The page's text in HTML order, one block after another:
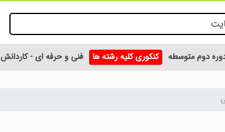
دوم متوسطه کنکوری کلیه رشته ها فنی و حرفه ای - کاردانش